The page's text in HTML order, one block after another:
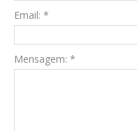
Email: *
Mensagem: *